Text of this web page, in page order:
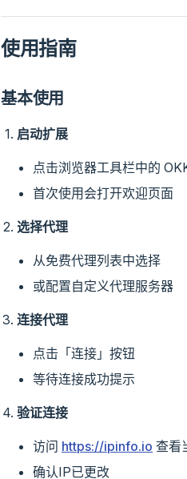
使用指南
基本使用
启动扩展
点击浏览器工具栏中的
首次使用会打开欢迎页面
选择代理
从免费代理列表中选择
或配置自定义代理服务器
连接代理
点击「连接」按钮
等待连接成功提示
验证连接
访问 https://ipinfo.io 查看
确认IP已更改